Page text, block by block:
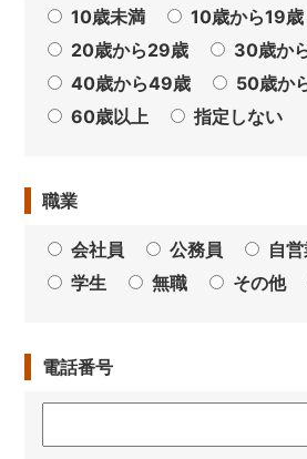
10歳未満
10歳から19歳
20歳から29歳
30歳か
40歳から49歳
50歳か
60歳以上
指定しない
職業
会社員 公務員 自
学生
無職 その他
電話番号